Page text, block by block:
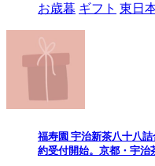
お歳暮 ギフト 東日
福寿園 宇治新茶八十八
約受付開始。京都・宇治